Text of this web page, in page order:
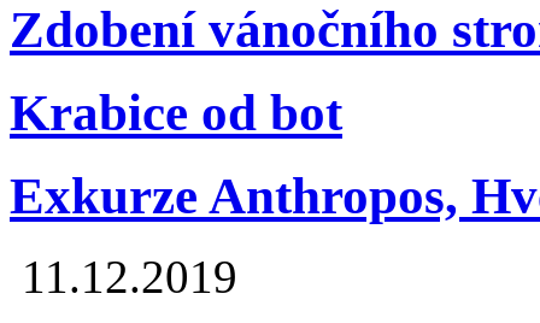
Zdobení vánočního
Krabice od bot
Exkurze Anthropos,
11.12.2019